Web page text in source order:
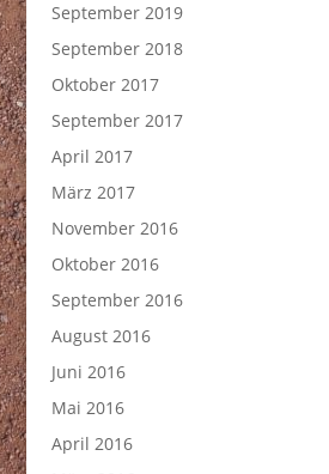
September 2019
September 2018
Oktober 2017
September 2017
April 2017
März 2017
November 2016
Oktober 2016
September 2016
August 2016
Juni 2016
Mai 2016
April 2016